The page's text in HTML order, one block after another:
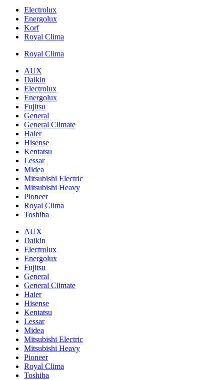
Electrolux
Energolux
Korf
Royal Clima
Royal Clima
AUX
Daikin
Electrolux
Energolux
Fujitsu
General
General Climate
Haier
Hisense
Kentatsu
Lessar
Midea
Mitsubishi Electric
Mitsubishi Heavy
Pioneer
Royal Clima
Toshiba
AUX
Daikin
Electrolux
Energolux
Fujitsu
General
General Climate
Haier
Hisense
Kentatsu
Lessar
Midea
Mitsubishi Electric
Mitsubishi Heavy
Pioneer
Royal Clima
Toshiba